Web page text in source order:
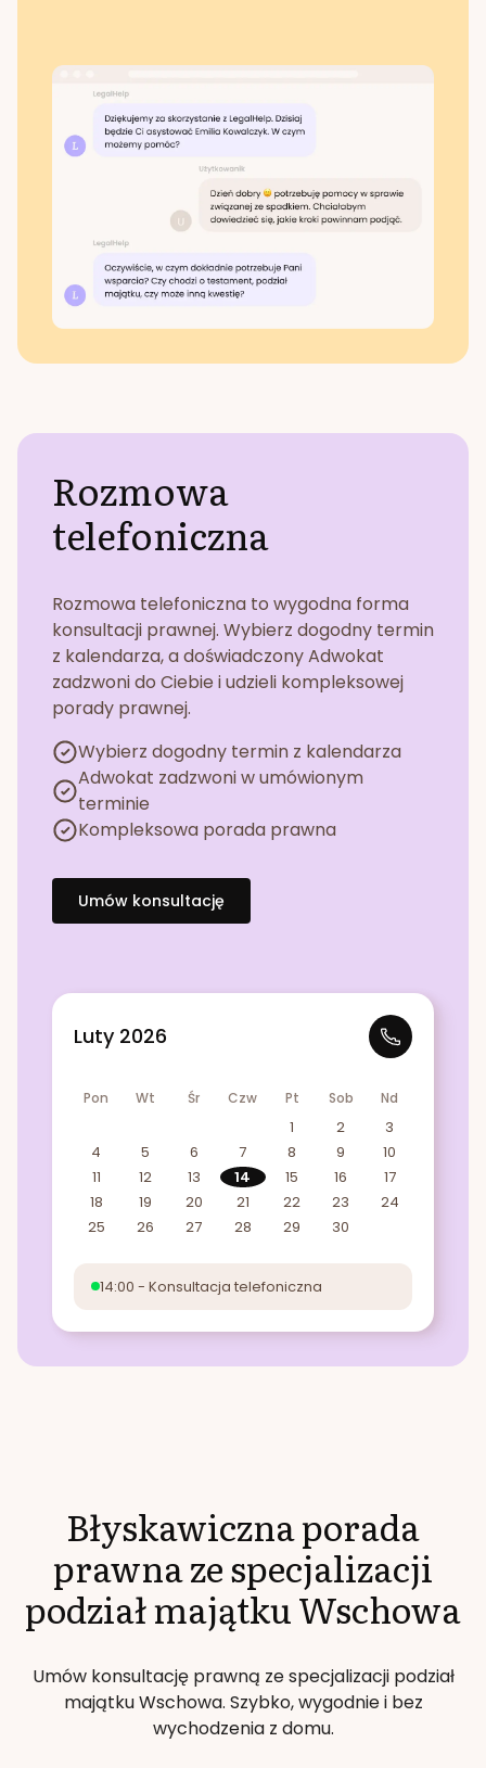
Rozmowa
telefoniczna
Rozmowa telefoniczna to wygodna forma
konsultacji prawnej. Wybierz dogodny termin
z kalendarza, a doświadczony Adwokat
zadzwoni do Ciebie i udzieli kompleksowej
porady prawnej.
Wybierz dogodny termin z kalendarza
Adwokat zadzwoni w umówionym
terminie
Kompleksowa porada prawna
Umów konsultację
Luty 2026
Pon Wt Śr Czw Pt Sob Nd
1 2
3
4
5 6 7 8 9
10
11
12 13 14 15 16
17
18
19 20 21 22 23
24
25
26 27 28 29 30
14:00 - Konsultacja telefoniczna
Błyskawiczna porada
prawna ze specjalizacji
podział majątkuWschowa
Umów konsultację prawną ze specjalizacji podział
majątkuWschowa. Szybko, wygodnie i bez
wychodzenia z domu.